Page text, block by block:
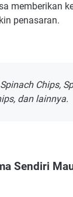
memberikan
penasaran.
Chips,
dan lainnya.
Sendiri